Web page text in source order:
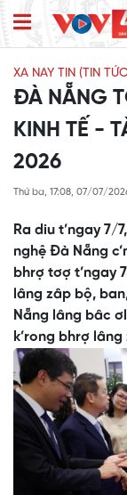
XA NAY TIN (TIN
ĐÀ NẴNG
KINH TẾ -
2026
Thứ ba, 17:08, 07/07/
Ra diu t’ngay 7/
nghệ Đà Nẵng
bhrợ tơợ t’ngay
lâng zâp bộ,
Nẵng lâng bâc
k’rong bhrợ